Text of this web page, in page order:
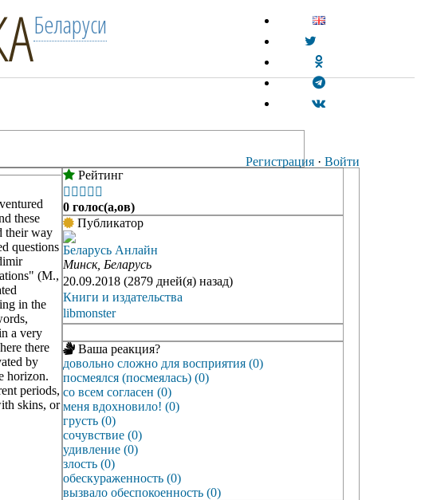
Беларуси
Регистрация · Войти
these
their way
questions
(M.,
in the
a very
there
by
horizon.
periods,
skins, or
Рейтинг
    
0 голос(а,ов)
Публикатор
Беларусь Анлайн
Минск, Беларусь
20.09.2018 (2879 дней(я) назад)
Книги и издательства
libmonster
Ваша реакция?
довольно сложно для восприятия (0)
посмеялся (посмеялась) (0)
со всем согласен (0)
меня вдохновило! (0)
грусть (0)
сочувствие (0)
удивление (0)
злость (0)
обескураженность (0)
вызвало обеспокоенность (0)